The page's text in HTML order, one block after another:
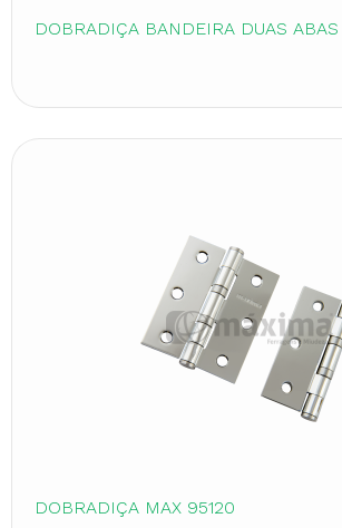
DOBRADIÇA BANDEIRA DUAS ABAS
DOBRADIÇA MAX 95120